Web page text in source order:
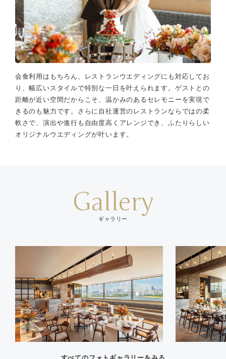
会食利用はもちろん、レストランウエディングにも対応してお
り、幅広いスタイルで特別な一日を叶えられます。ゲストとの
距離が近い空間だからこそ、温かみのあるセレモニーを実現で
きるのも魅力です。さらに自社運営のレストランならではの柔
軟さで、演出や進行も自由度高くアレンジでき、ふたりらしい
オリジナルウエディングが叶います。
Gallery
ギャラリー